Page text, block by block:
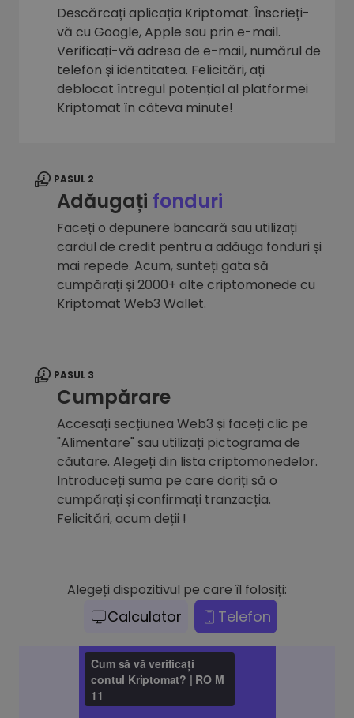
Descărcați aplicația Kriptomat. Înscrieți-
vă cu Google, Apple sau prin e-mail.
Verificați-vă adresa de e-mail, numărul de
telefon și identitatea. Felicitări, ați
deblocat întregul potențial al platformei
Kriptomat în câteva minute!
PASUL 2
Adăugați fonduri
Faceți o depunere bancară sau utilizați
cardul de credit pentru a adăuga fonduri și
mai repede. Acum, sunteți gata să
cumpărați și 2000+ alte criptomonede cu
Kriptomat Web3 Wallet.
PASUL 3
Cumpărare
Accesați secțiunea Web3 și faceți clic pe
"Alimentare" sau utilizați pictograma de
căutare. Alegeți din lista criptomonedelor.
Introduceți suma pe care doriți să o
cumpărați și confirmați tranzacția.
Felicitări, acum deții !
Alegeți dispozitivul pe care îl folosiți:
Calculator Telefon